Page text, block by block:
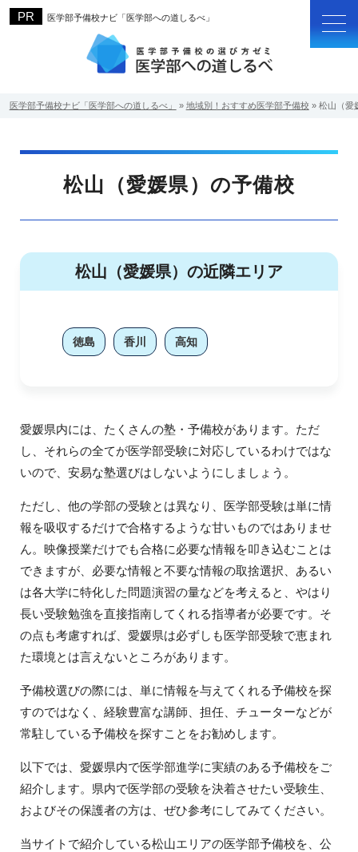
医学部予備校ナビ「医学部への道しるべ」
医学部予備校ナビ「医学部への道しるべ」 » 地域別！おすすめ医学部予備校» 松山（愛
松山（愛媛県）の予備校
松山（愛媛県）の近隣エリア
徳島 香川 高知
愛媛県内には、たくさんの塾・予備校があります。ただ
し、それらの全てが医学部受験に対応しているわけではな
いので、安易な塾選びはしないようにしましょう。
ただし、他の学部の受験とは異なり、医学部受験は単に情
報を吸収するだけで合格するような甘いものではありませ
ん。映像授業だけでも合格に必要な情報を叩き込むことは
できますが、必要な情報と不要な情報の取捨選択、あるい
は各大学に特化した問題演習の量などを考えると、やはり
長い受験勉強を直接指南してくれる指導者が必要です。そ
の点も考慮すれば、愛媛県は必ずしも医学部受験で恵まれ
た環境とは言えないところがあります。
予備校選びの際には、単に情報を与えてくれる予備校を探
すのではなく、経験豊富な講師、担任、チューターなどが
常駐している予備校を探すことをお勧めします。
以下では、愛媛県内で医学部進学に実績のある予備校をご
紹介します。県内で医学部の受験を決着させたい受験生、
およびその保護者の方は、ぜひ参考にしてみてください。
当サイトで紹介している松山エリアの医学部予備校を、公